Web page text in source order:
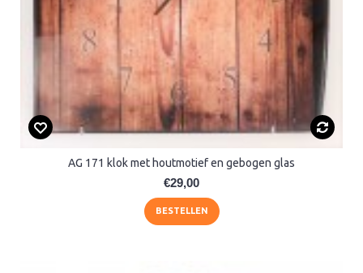
AG 171 klok met houtmotief en gebogen glas
€29,00
BESTELLEN